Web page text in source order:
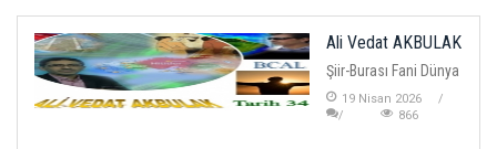
Ali Vedat AKBULAK
Şiir-Burası Fani Dünya
19 Nisan 2026
866